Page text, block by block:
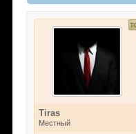
Tiras
Местный